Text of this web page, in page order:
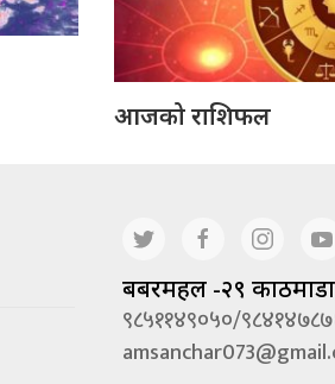
आजको राशिफल
बबरमहल -२९
९८५११४९०५०/